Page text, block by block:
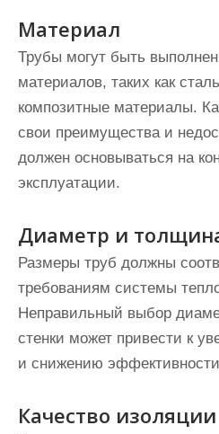
Материал
Трубы могут быть
материалов, таких как
композитные материалы.
свои преимущества и
должен основываться на
эксплуатации.
Диаметр и
Размеры труб должны
требованиям системы
Неправильный выбор
стенки может привести к
и снижению
Качество изоляции